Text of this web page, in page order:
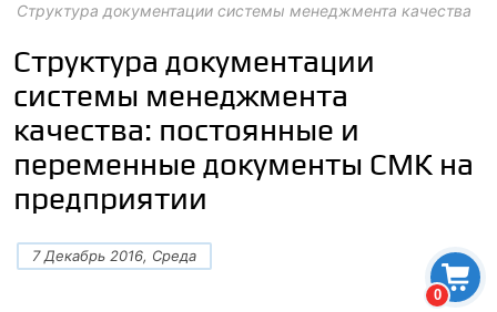
0
Структура документации системы менеджмента качества
Структура документации
системы менеджмента
качества: постоянные и
переменные документы СМК на
предприятии
7 Декабрь 2016, Среда